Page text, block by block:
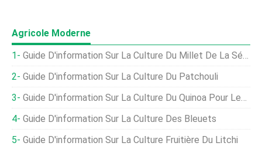
Agricole Moderne
Guide D'information Sur La Culture Du Millet De La Sétaire
Guide D'information Sur La Culture Du Patchouli
Guide D'information Sur La Culture Du Quinoa Pour Les Débutants
Guide D'information Sur La Culture Des Bleuets
Guide D'information Sur La Culture Fruitière Du Litchi